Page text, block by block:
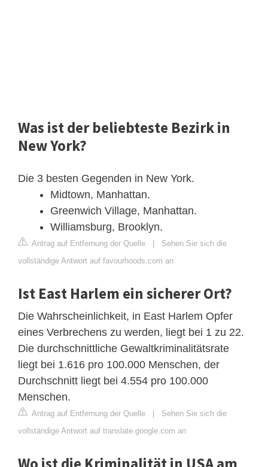
Was ist der beliebteste Bezirk in
New York?
Die 3 besten Gegenden in New York.
Midtown, Manhattan.
Greenwich Village, Manhattan.
Williamsburg, Brooklyn.
Antrag auf Entfernung der Quelle | Sehen Sie sich die
vollständige Antwort auf favourhoods.com an
Ist East Harlem ein sicherer Ort?
Die Wahrscheinlichkeit, in East Harlem Opfer
eines Verbrechens zu werden, liegt bei 1 zu 22.
Die durchschnittliche Gewaltkriminalitätsrate
liegt bei 1.616 pro 100.000 Menschen, der
Durchschnitt liegt bei 4.554 pro 100.000
Menschen.
Antrag auf Entfernung der Quelle | Sehen Sie sich die
vollständige Antwort auf translate.google.com an
Wo ist die Kriminalität in USA am